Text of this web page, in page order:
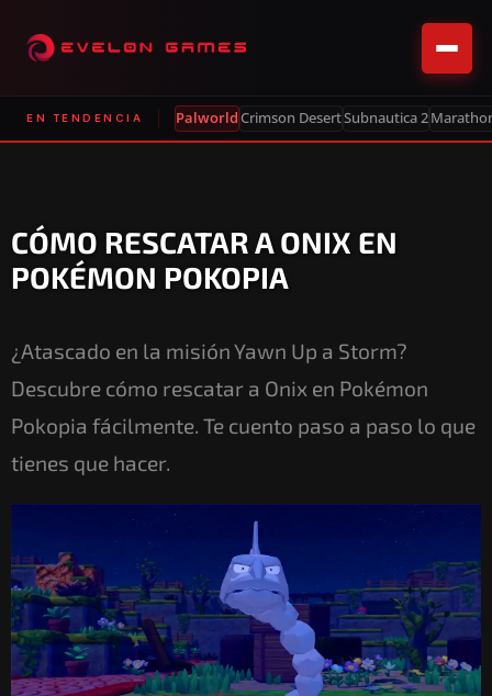
EN TENDENCIA PalworldCrimson DesertSubnautica 2
CÓMO RESCATAR A ONIX EN
POKÉMON POKOPIA
¿Atascado en la misión Yawn Up a Storm?
Descubre cómo rescatar a Onix en Pokémon
Pokopia fácilmente. Te cuento paso a paso lo que
tienes que hacer.